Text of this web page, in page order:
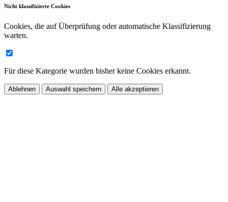
Nicht klassifizierte Cookies
Cookies, die auf Überprüfung oder automatische Klassifizierung
warten.
Für diese Kategorie wurden bisher keine Cookies erkannt.
Ablehnen Auswahl speichern Alle akzeptieren